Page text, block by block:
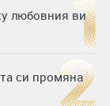
любовния ви
си промяна